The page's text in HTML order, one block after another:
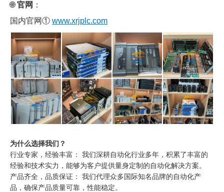
🌐官网 ：
国内官网① www.xrjplc.com
为什么选择我们？
行业专家，经验丰富： 我们深耕自动化行业多年，积累了丰富的
经验和技术实力，能够为客户提供量身定制的自动化解决方案。
产品齐全，品质保证： 我们代理众多国际知名品牌的自动化产
品，确保产品质量可靠，性能稳定。